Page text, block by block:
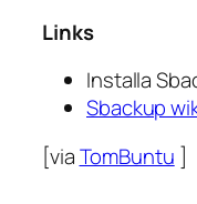
Links
Installa
Sbackup
[viaTomBuntu ]